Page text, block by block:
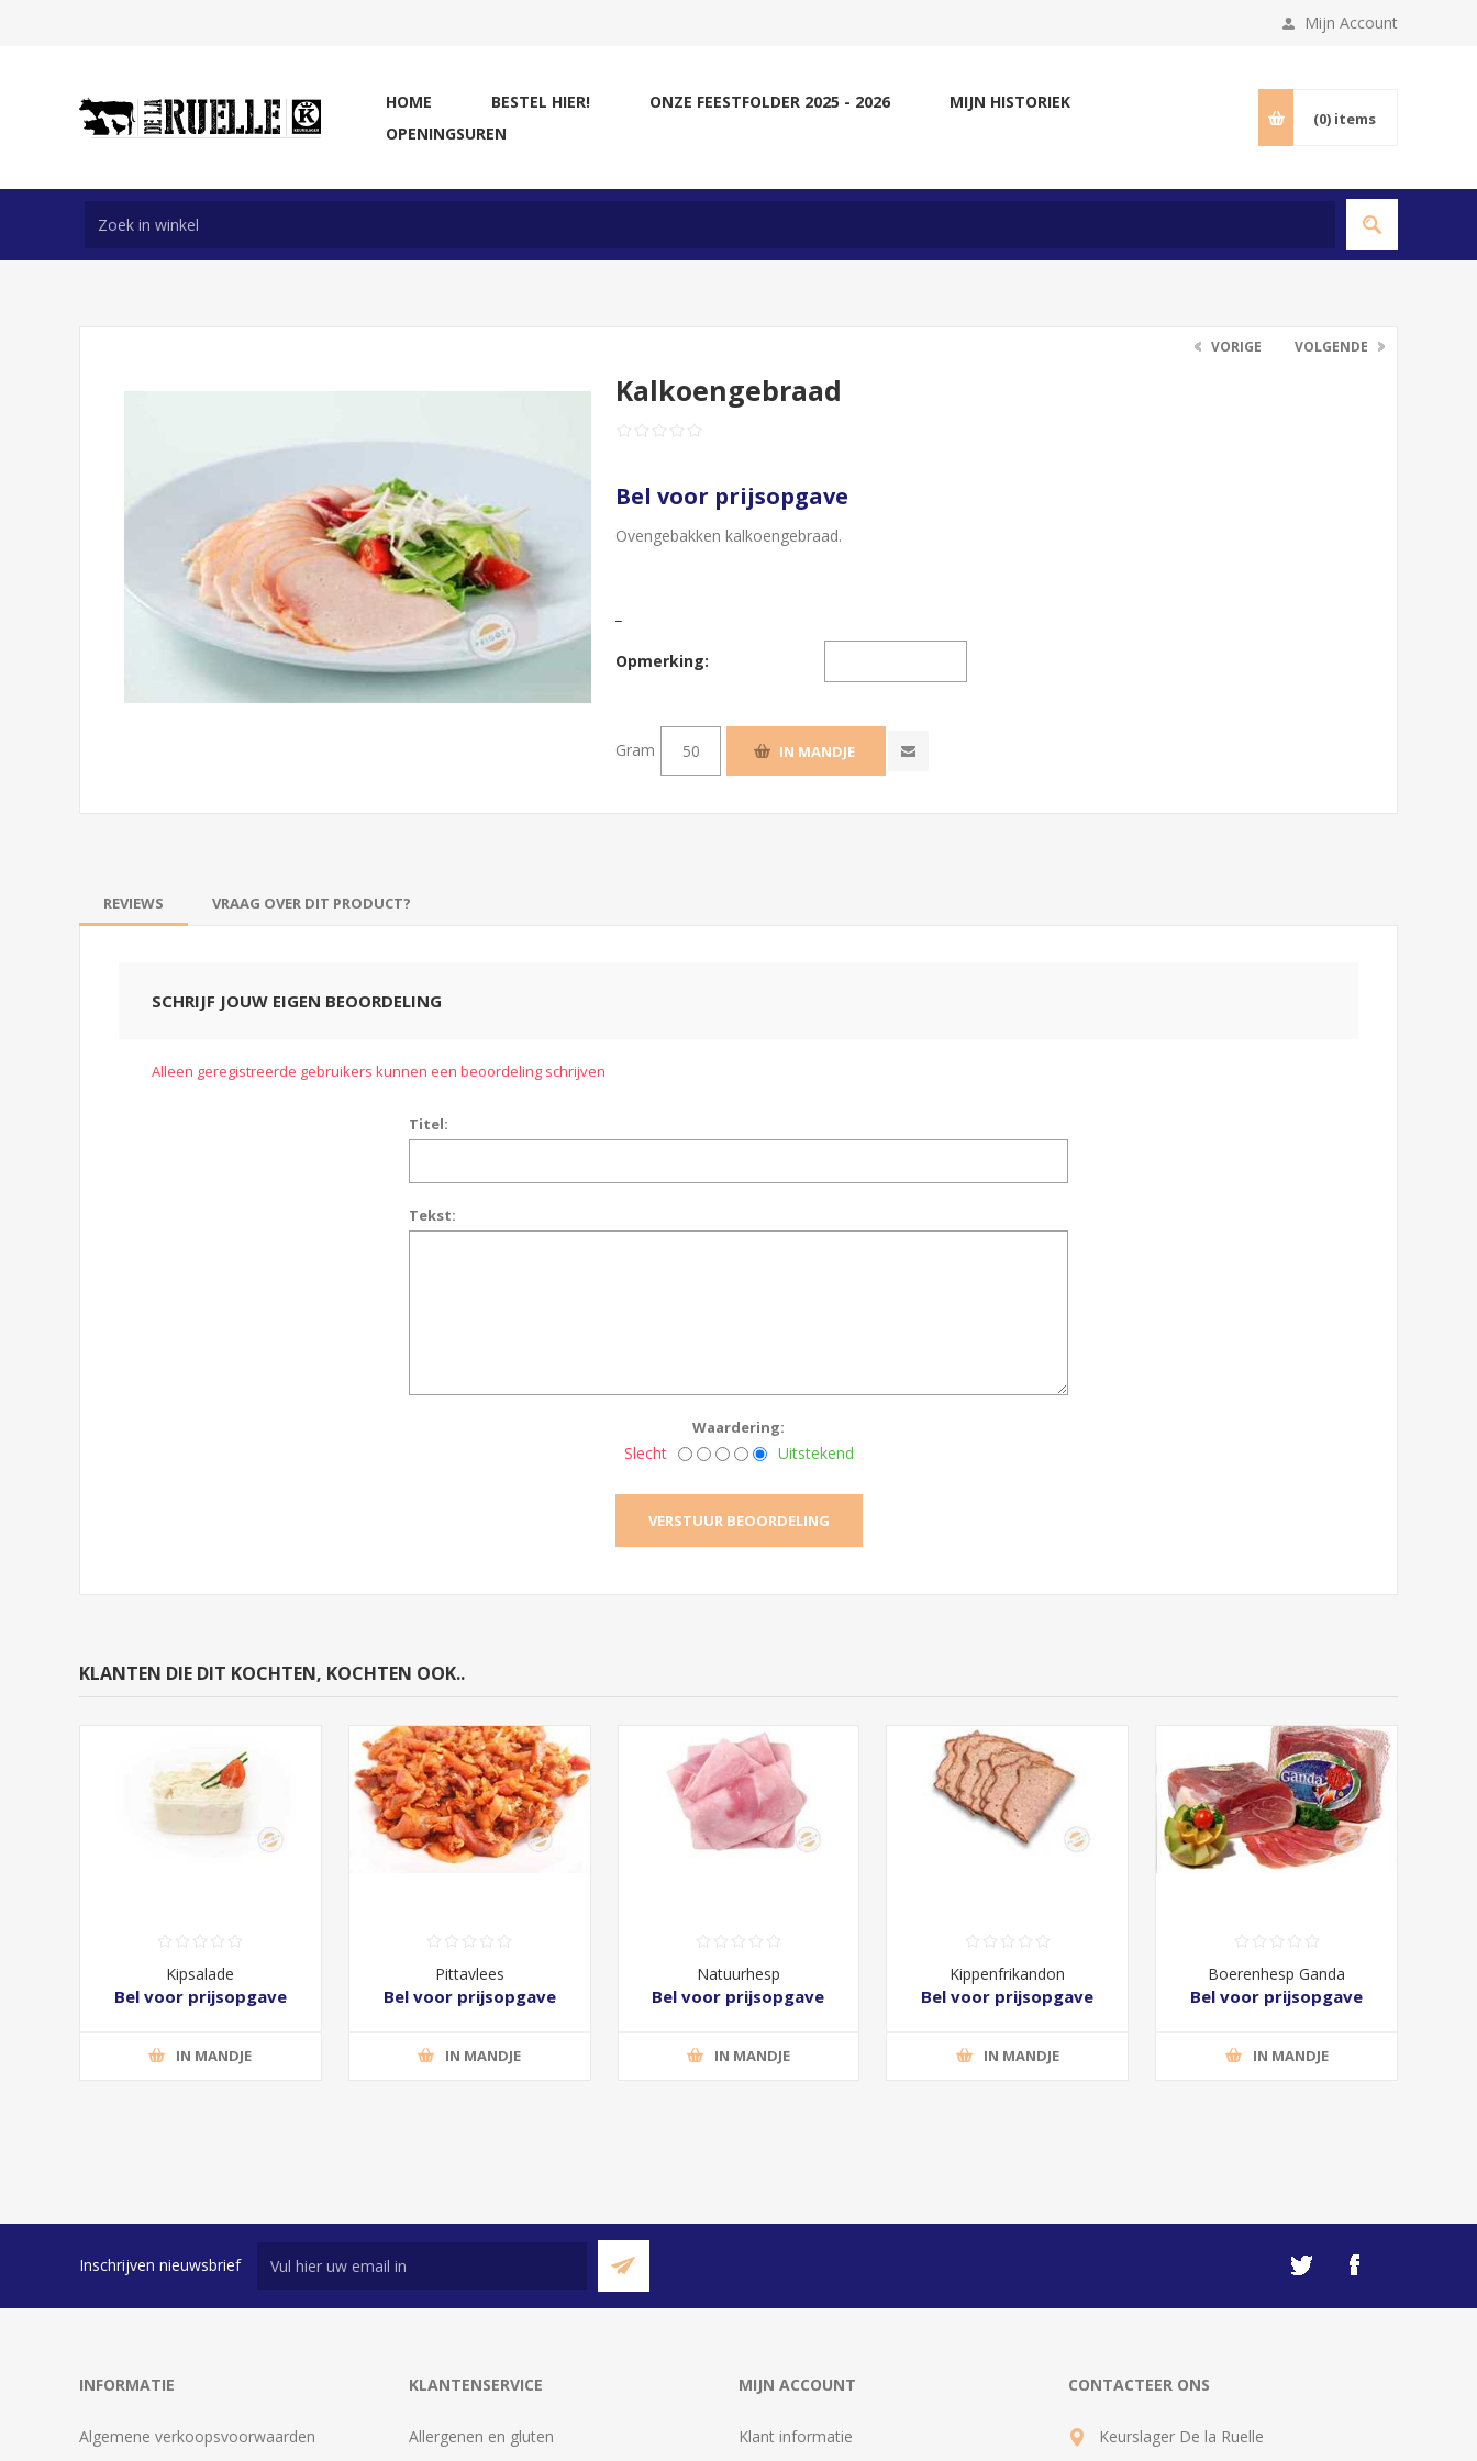
Mijn Account
HOME BESTEL HIER! ONZE FEESTFOLDER 2025 - 2026
MIJN HISTORIEK
OPENINGSUREN
(0) items
VORIGE VOLGENDE
Kalkoengebraad
Bel voor prijsopgave
Ovengebakken kalkoengebraad.
Opmerking:
Gram
REVIEWS VRAAG OVER DIT PRODUCT?
SCHRIJF JOUW EIGEN BEOORDELING
Alleen geregistreerde gebruikers kunnen een beoordeling schrijven
Titel:
Tekst:
Waardering:
Slecht Uitstekend
KLANTEN DIE DIT KOCHTEN, KOCHTEN OOK..
Kipsalade
Bel voor prijsopgave
IN MANDJE
Pittavlees
Bel voor prijsopgave
IN MANDJE
Natuurhesp
Bel voor prijsopgave
IN MANDJE
Kippenfrikandon
Bel voor prijsopgave
IN MANDJE
Boerenhesp Ganda
Bel voor prijsopgave
IN MANDJE
Inschrijven nieuwsbrief
INFORMATIE
Algemene verkoopsvoorwaarden
KLANTENSERVICE
Allergenen en gluten
MIJN ACCOUNT
Klant informatie
CONTACTEER ONS
Keurslager De la Ruelle